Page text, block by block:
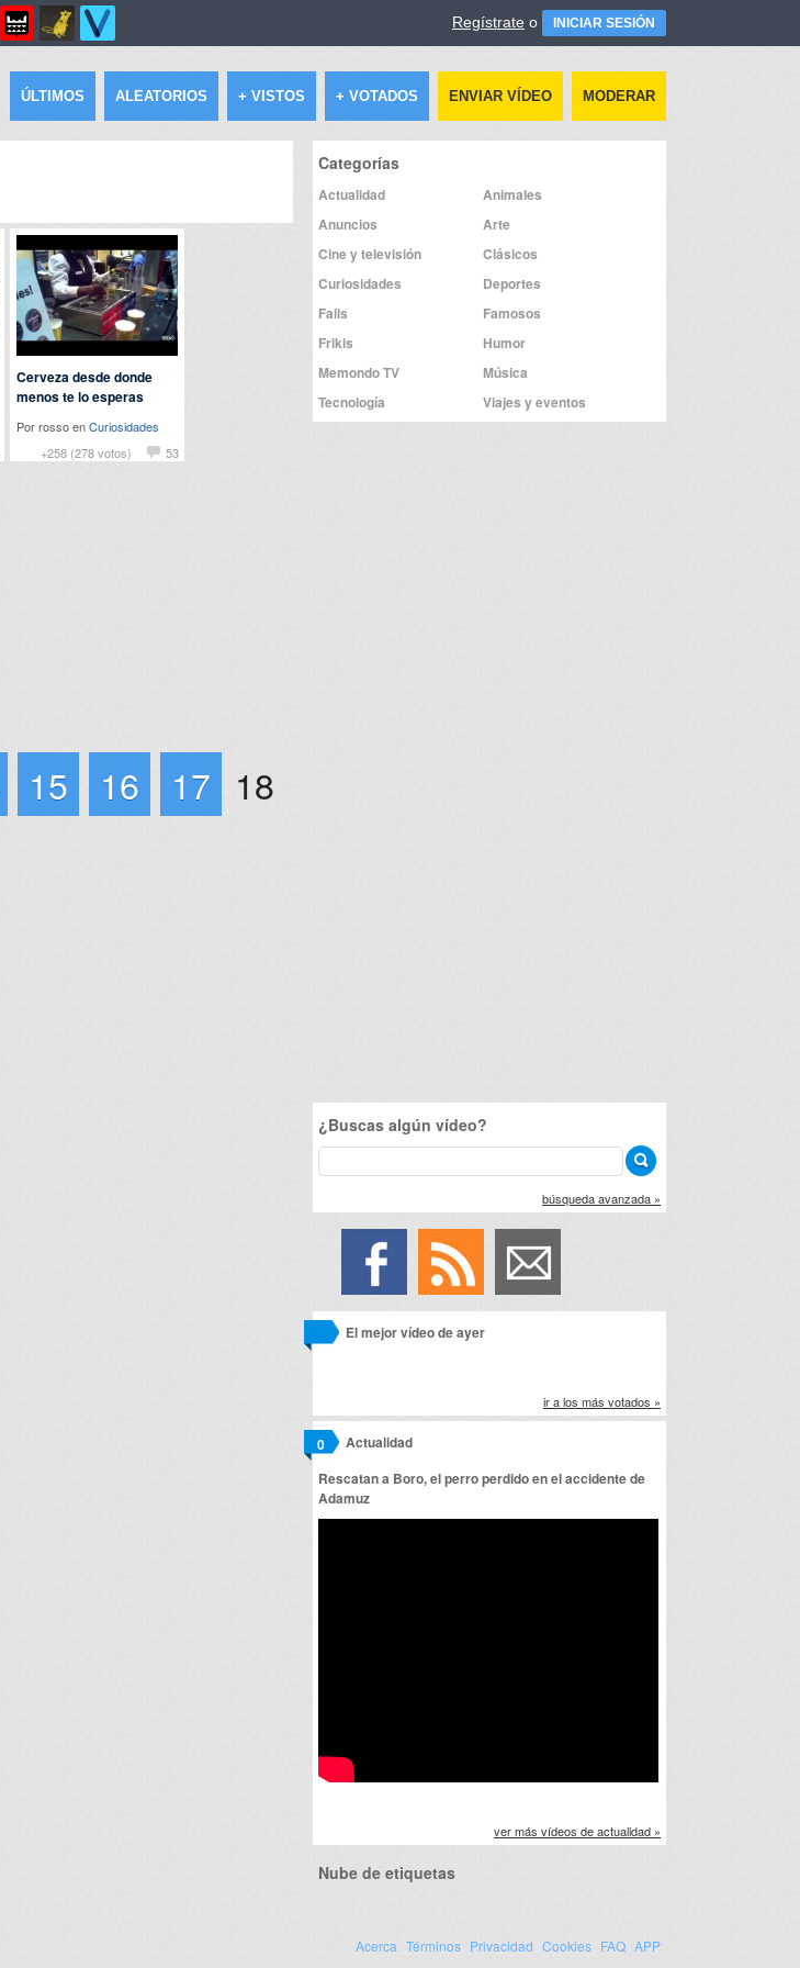
Regístrate o INICIAR SESIÓN
ÚLTIMOS ALEATORIOS + VISTOS + VOTADOS ENVIAR VÍDEO MODERAR
+258 (278 votos) 53
Cerveza desde donde
menos te lo esperas
Por rosso enCuriosidades
15 16 17 18
Categorías
Actualidad
Animales
Anuncios
Arte
Cine y televisión
Clásicos
Curiosidades
Deportes
Fails
Famosos
Frikis
Humor
Memondo TV
Música
Tecnología
Viajes y eventos
¿Buscas algún vídeo?
búsqueda avanzada »
El mejor vídeo de ayer
ir a los más votados »
Actualidad
0
Rescatan a Boro, el perro perdido en el accidente de
Adamuz
ver más vídeos de actualidad »
Nube de etiquetas
Acerca Términos Privacidad Cookies FAQ APP